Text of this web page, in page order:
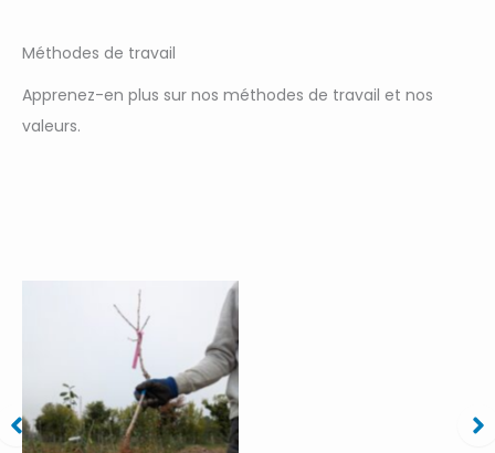
Méthodes de travail
Apprenez-en plus sur nos méthodes de travail et nos
valeurs.